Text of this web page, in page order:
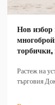
Нов избор
торбички,
Растеж на
търговия
кръстопът.